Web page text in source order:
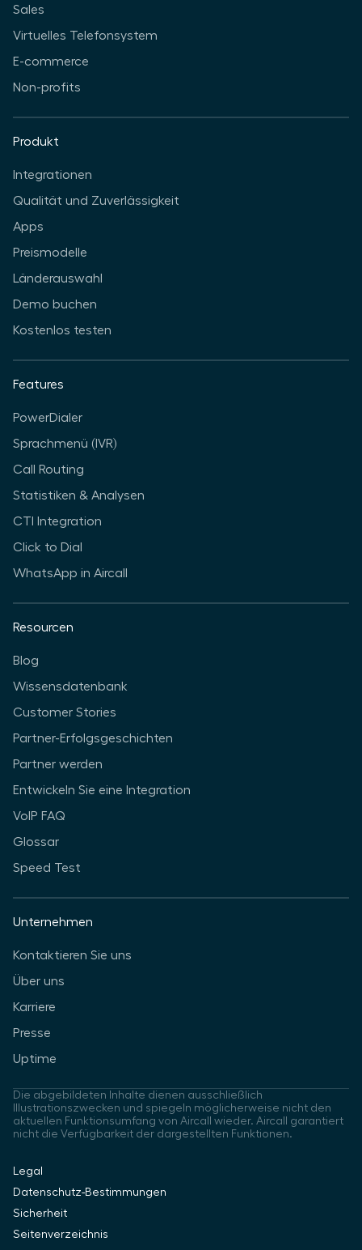
Sales
Virtuelles Telefonsystem
E-commerce
Non-profits
Produkt
Integrationen
Qualität und Zuverlässigkeit
Apps
Preismodelle
Länderauswahl
Demo buchen
Kostenlos testen
Features
PowerDialer
Sprachmenü (IVR)
Call Routing
Statistiken & Analysen
CTI Integration
Click to Dial
WhatsApp in Aircall
Resourcen
Blog
Wissensdatenbank
Customer Stories
Partner-Erfolgsgeschichten
Partner werden
Entwickeln Sie eine Integration
VoIP FAQ
Glossar
Speed Test
Unternehmen
Kontaktieren Sie uns
Über uns
Karriere
Presse
Uptime
Die abgebildeten Inhalte dienen ausschließlich
Illustrationszwecken und spiegeln möglicherweise nicht den
aktuellen Funktionsumfang von Aircall wieder. Aircall garantiert
nicht die Verfügbarkeit der dargestellten Funktionen.
Legal
Datenschutz-Bestimmungen
Sicherheit
Seitenverzeichnis